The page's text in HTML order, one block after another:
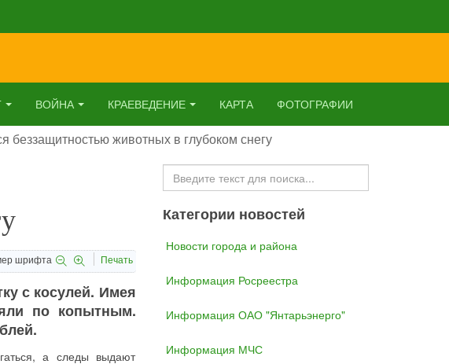
ВОЙНА КРАЕВЕДЕНИЕ КАРТА ФОТОГРАФИИ
беззащитностью животных в глубоком снегу
шрифта Печать
с косулей. Имея
по копытным.
а следы выдают
Искать...
Категории новостей
Новости города и района
Информация Росреестра
Информация ОАО "Янтарьэнерго"
Информация МЧС